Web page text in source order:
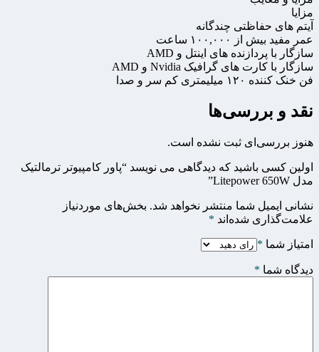
مزایا
آیتم های حفاظتی چندگانه
عمر مفید بیش از ۱۰۰,۰۰۰ ساعت
سازگار با پردازنده های اینتل و AMD
سازگار با کارت های گرافیک Nvidia و AMD
فن خنک کننده ۱۲۰ میلیمتری کم سر و صدا
نقد و بررسی‌ها
هنوز بررسی‌ای ثبت نشده است.
اولین کسی باشید که دیدگاهی می نویسد “پاور کامپیوتر ترمالتیک
مدل Litepower 650W”
نشانی ایمیل شما منتشر نخواهد شد. بخش‌های موردنیاز
علامت‌گذاری شده‌اند *
امتیاز شما *
دیدگاه شما *